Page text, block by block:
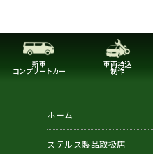
新車
コンプリートカー
車両持込
制作
ホーム
ステルス製品取扱店